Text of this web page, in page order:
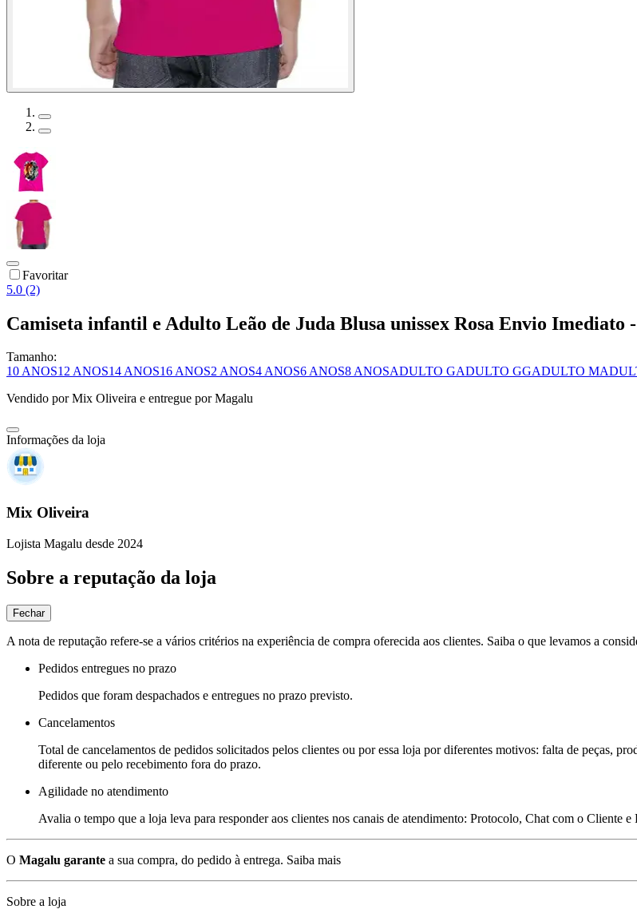
Favoritar
5.0 (2)
Camiseta infantil e Adulto Leão de Juda Blusa unissex Rosa Envio Imediato
Tamanho:
10 ANOS12 ANOS14 ANOS16 ANOS2 ANOS4 ANOS6 ANOS8 ANOSADULTO GADULTO GGADULTO M
Vendido porMix Oliveira e entregue por Magalu
Informações da loja
Mix Oliveira
Lojista Magalu desde 2024
Sobre a reputação da loja
Fechar
A nota de reputação refere-se a vários critérios na experiência de compra oferecida aos clientes. Saiba o que levamos a
Pedidos entregues no prazo
Pedidos que foram despachados e entregues no prazo previsto.
Cancelamentos
Total de cancelamentos de pedidos solicitados pelos clientes ou por essa loja por diferentes motivos: falta de peças,
diferente ou pelo recebimento fora do prazo.
Agilidade no atendimento
Avalia o tempo que a loja leva para responder aos clientes nos canais de atendimento: Protocolo, Chat com o Cliente e
O Magalu garante a sua compra, do pedido à entrega. Saiba mais
Sobre a loja